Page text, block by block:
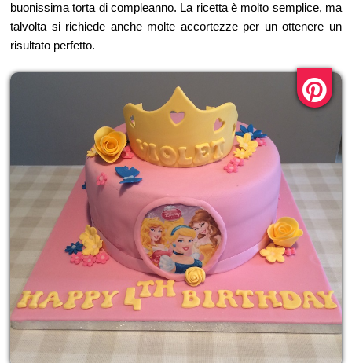
buonissima torta di compleanno. La ricetta è molto semplice, ma
talvolta si richiede anche molte accortezze per un ottenere un
risultato perfetto.